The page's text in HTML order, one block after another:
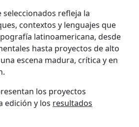
seleccionados refleja la
contextos y lenguajes que
latinoamericana, desde
hasta proyectos de alto
escena madura, crítica y en
los proyectos
edición y los resultados